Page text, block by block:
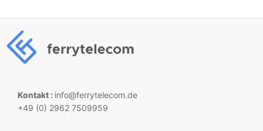
Kontakt : info@ferrytelecom.de
+49 (0) 2962 7509959